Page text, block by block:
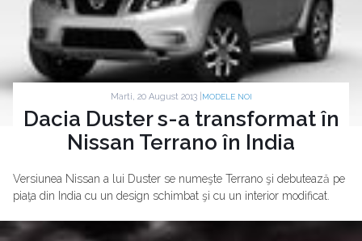
Marti, 20 August 2013 | MODELE NOI
Dacia Duster s-a transformat în
Nissan Terrano în India
Versiunea Nissan a lui Duster se numeşte Terrano şi debutează pe
piaţa din India cu un design schimbat şi cu un interior modificat.